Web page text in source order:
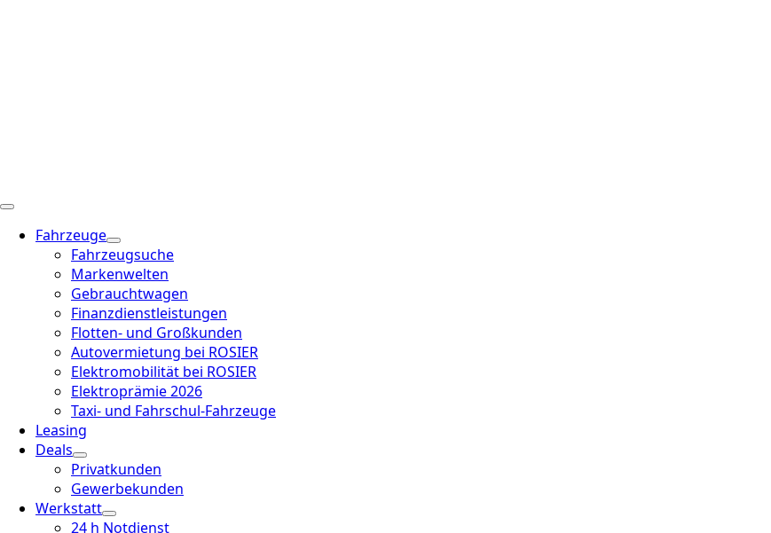
Fahrzeuge
Fahrzeugsuche
Markenwelten
Gebrauchtwagen
Finanzdienstleistungen
Flotten- und Großkunden
Autovermietung bei ROSIER
Elektromobilität bei ROSIER
Elektroprämie 2026
Taxi- und Fahrschul-Fahrzeuge
Leasing
Deals
Privatkunden
Gewerbekunden
Werkstatt
24 h Notdienst